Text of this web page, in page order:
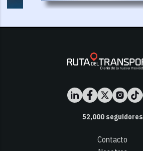
52,000seguidores
Contacto